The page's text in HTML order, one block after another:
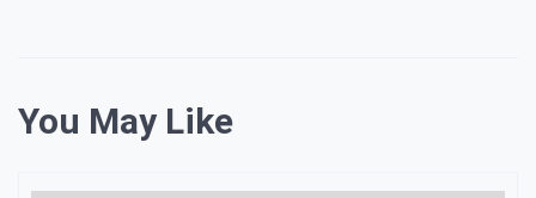
You May Like